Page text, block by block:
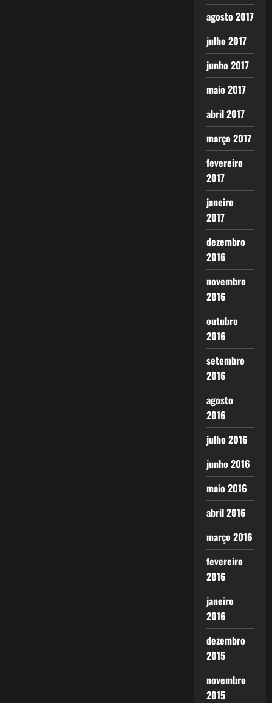
agosto 2017
julho 2017
junho 2017
maio 2017
abril 2017
março 2017
fevereiro
2017
janeiro
2017
dezembro
2016
novembro
2016
outubro
2016
setembro
2016
agosto
2016
julho 2016
junho 2016
maio 2016
abril 2016
março 2016
fevereiro
2016
janeiro
2016
dezembro
2015
novembro
2015